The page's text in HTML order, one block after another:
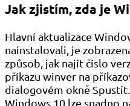
Jak zjistím, zda je
Hlavní aktualizace
nainstalovali, je
způsob, jak najít číslo
příkazu winver na
dialogovém okně
Windows 10 lze snadno